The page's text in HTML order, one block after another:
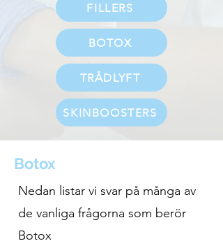
FILLERS
BOTOX
TRÅDLYFT
SKINBOOSTERS
Botox
Nedan listar vi svar på många av
de vanliga frågorna som berör
Botox